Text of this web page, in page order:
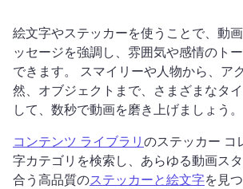
絵文字やステッカーを使うことで、動
ッセージを強調し、雰囲気や感情のト
できます。 スマイリーや人物から、ア
然、オブジェクトまで、さまざまなタ
して、数秒で動画を磨き上げましょう。
コンテンツ ライブラリのステッカー コ
字カテゴリを検索し、あらゆる動画ス
合う高品質のステッカーと絵文字を見